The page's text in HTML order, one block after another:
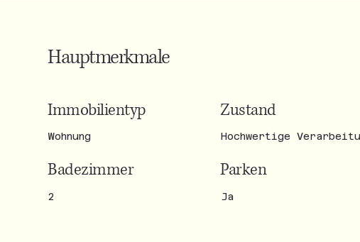
Hauptmerkmale
Immobilientyp
Wohnung
Zustand
Hochwertige
Badezimmer
2
Parken
Ja